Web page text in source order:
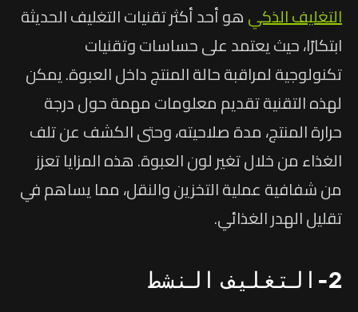
التغليف الذكيهو أحد أكثر تقنيات التغليف الحديثة
ابتكارًا، حيث يعتمد على حساسات وتقنيات
تكنولوجية لمراقبة حالة المنتج داخل العبوة. يمكن
لهذه التقنية تقديم معلومات مهمة حول درجة
حرارة المنتج، مدة صلاحيته، وحتى الكشف عن تلف
الغذاء من خلال تغير لون العبوة. هذه المزايا تعزز
من شفافية عملية التخزين والنقل، مما يساهم في
تقليل الهدر الغذائي.
2-التغليف النشط